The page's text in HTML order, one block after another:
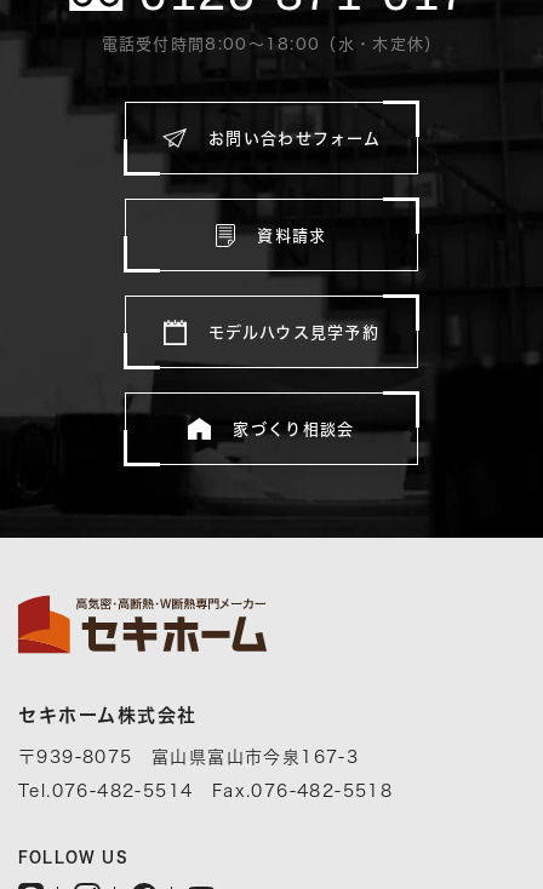
電話受付時間8:00〜18:00（水・木定休）
お問い合わせフォーム
資料請求
モデルハウス見学予約
家づくり相談会
セキホーム株式会社
〒939-8075 富山県富山市今泉167-3
Tel.076-482-5514 Fax.076-482-5518
FOLLOW US